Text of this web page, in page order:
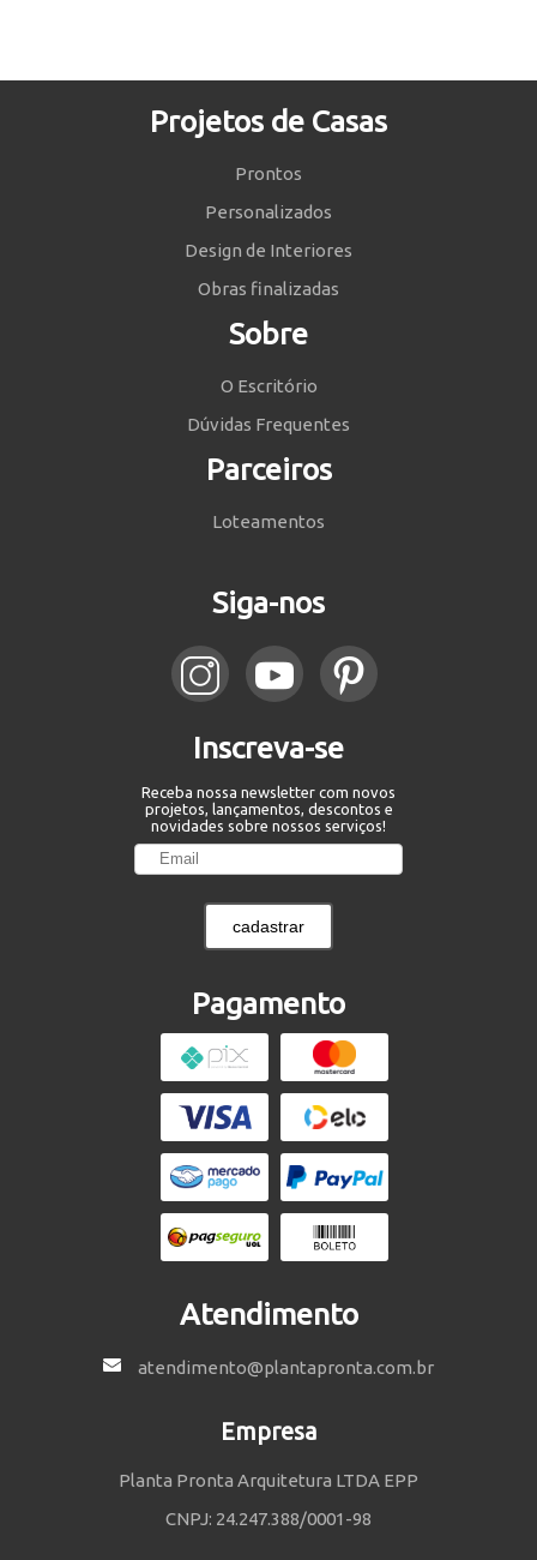
Projetos de Casas
Prontos
Personalizados
Design de Interiores
Obras finalizadas
Sobre
O Escritório
Dúvidas Frequentes
Parceiros
Loteamentos
Siga-nos
Inscreva-se
Receba nossa newsletter com novos
projetos, lançamentos, descontos e
novidades sobre nossos serviços!
cadastrar
Pagamento
Atendimento
atendimento@plantapronta.com.br
Empresa
Planta Pronta Arquitetura LTDA EPP
CNPJ: 24.247.388/0001-98